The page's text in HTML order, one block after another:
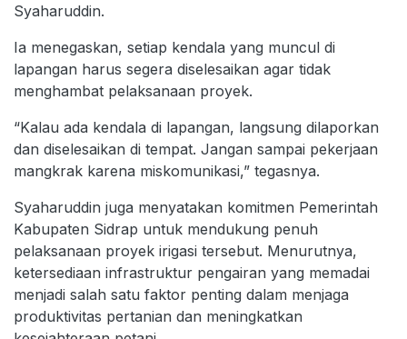
Syaharuddin.
Ia menegaskan, setiap kendala yang muncul di
lapangan harus segera diselesaikan agar tidak
menghambat pelaksanaan proyek.
“Kalau ada kendala di lapangan, langsung dilaporkan
dan diselesaikan di tempat. Jangan sampai pekerjaan
mangkrak karena miskomunikasi,” tegasnya.
Syaharuddin juga menyatakan komitmen Pemerintah
Kabupaten Sidrap untuk mendukung penuh
pelaksanaan proyek irigasi tersebut. Menurutnya,
ketersediaan infrastruktur pengairan yang memadai
menjadi salah satu faktor penting dalam menjaga
produktivitas pertanian dan meningkatkan